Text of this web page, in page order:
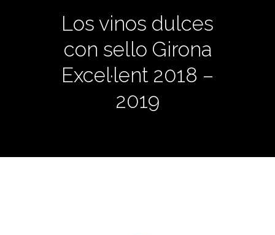
Los vinos dulces
con sello Girona
Excel·lent 2018 –
2019